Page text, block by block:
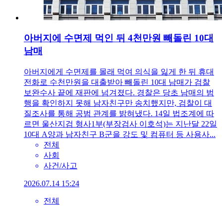
아버지에 수면제 먹인 뒤 4천만원 빼돌린 10대
남매
아버지에게 수면제를 몰래 먹여 의식을 잃게 한 뒤 휴대
전화로 수천만원을 대출받아 빼돌린 10대 남매가 검찰
보완수사 끝에 재판에 넘겨졌다. 경찰은 당초 남매의 범
행을 확인하지 못해 남자친구만 송치했지만, 검찰이 대
질조사를 통해 공범 관계를 밝혀냈다. 14일 법조계에 따
르면 울산지검 형사1부(부장검사 이호석)는 지난달 22일
10대 A양과 남자친구 B군을 강도 및 컴퓨터 등 사용사...
전체
사회
사건/사고
2026.07.14 15:24
전체